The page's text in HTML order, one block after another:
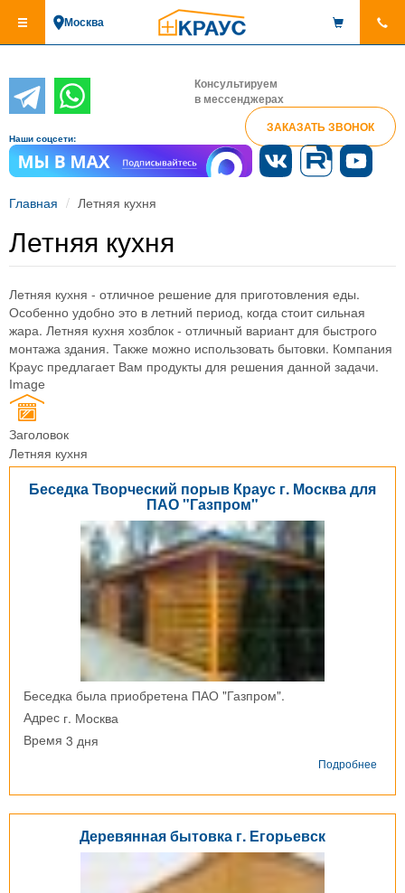
основному
Москва
Консультируем
в мессенджерах
ЗАКАЗАТЬ ЗВОНОК
Наши соцсети:
Главная Летняя кухня
Летняя кухня
Летняя кухня - отличное решение для приготовления еды.
Особенно удобно это в летний период, когда стоит сильная
жара. Летняя кухня хозблок - отличный вариант для быстрого
монтажа здания. Также можно использовать бытовки. Компания
Краус предлагает Вам продукты для решения данной задачи.
Image
Заголовок
Летняя кухня
Беседка Творческий порыв Краус г. Москва для
ПАО "Газпром"
Беседка была приобретена ПАО "Газпром".
Адрес г. Москва
Время 3 дня
Подробнее
Деревянная бытовка г. Егорьевск